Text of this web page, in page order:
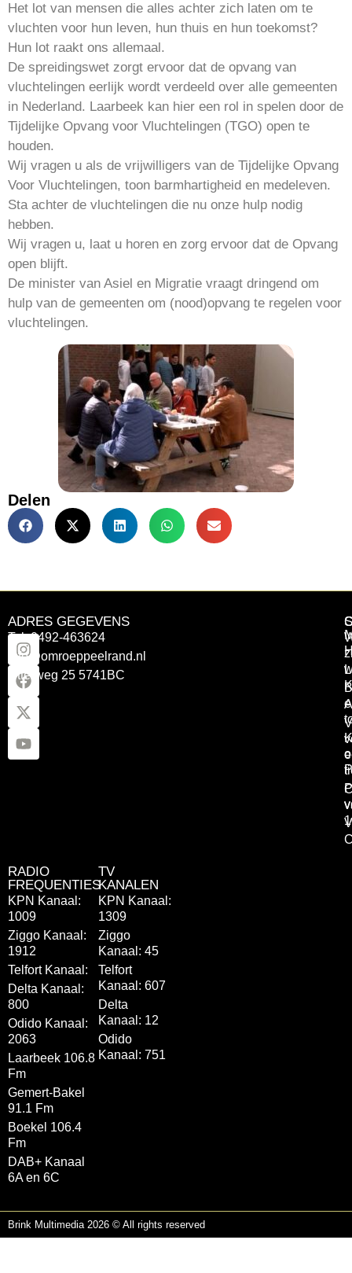
Het lot van mensen die alles achter zich laten om te
vluchten voor hun leven, hun thuis en hun toekomst?
Hun lot raakt ons allemaal.
De spreidingswet zorgt ervoor dat de opvang van
vluchtelingen eerlijk wordt verdeeld over alle gemeenten
in Nederland. Laarbeek kan hier een rol in spelen door de
Tijdelijke Opvang voor Vluchtelingen (TGO) open te
houden.
Wij vragen u als de vrijwilligers van de Tijdelijke Opvang
Voor Vluchtelingen, toon barmhartigheid en medeleven.
Sta achter de vluchtelingen die nu onze hulp nodig
hebben.
Wij vragen u, laat u horen en zorg ervoor dat de Opvang
open blijft.
De minister van Asiel en Migratie vraagt dringend om
hulp van de gemeenten om (nood)opvang te regelen voor
vluchtelingen.
Delen
ADRES GEGEVENS
Tel: 0492-463624
info@omroeppeelrand.nl
Otterweg 25 5741BC
RADIO
FREQUENTIES
KPN Kanaal:
1009
Ziggo Kanaal:
1912
Telfort Kanaal:
Delta Kanaal:
800
Odido Kanaal:
2063
Laarbeek 106.8
Fm
Gemert-Bakel
91.1 Fm
Boekel 106.4
Fm
DAB+ Kanaal
6A en 6C
TV
KANALEN
KPN Kanaal:
1309
Ziggo
Kanaal: 45
Telfort
Kanaal: 607
Delta
Kanaal: 12
Odido
Kanaal: 751
Brink Multimedia 2026 © All rights reserved